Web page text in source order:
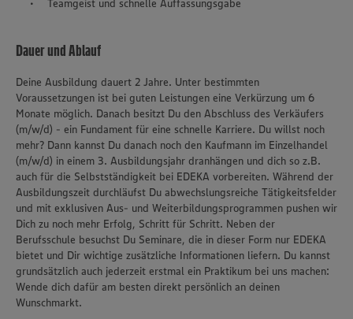
Teamgeist und schnelle Auffassungsgabe
Dauer und Ablauf
Deine Ausbildung dauert 2 Jahre. Unter bestimmten
Voraussetzungen ist bei guten Leistungen eine Verkürzung um 6
Monate möglich. Danach besitzt Du den Abschluss des Verkäufers
(m/w/d) - ein Fundament für eine schnelle Karriere. Du willst noch
mehr? Dann kannst Du danach noch den Kaufmann im Einzelhandel
(m/w/d) in einem 3. Ausbildungsjahr dranhängen und dich so z.B.
auch für die Selbstständigkeit bei EDEKA vorbereiten. Während der
Ausbildungszeit durchläufst Du abwechslungsreiche Tätigkeitsfelder
und mit exklusiven Aus- und Weiterbildungsprogrammen pushen wir
Dich zu noch mehr Erfolg, Schritt für Schritt. Neben der
Berufsschule besuchst Du Seminare, die in dieser Form nur EDEKA
bietet und Dir wichtige zusätzliche Informationen liefern. Du kannst
grundsätzlich auch jederzeit erstmal ein Praktikum bei uns machen:
Wende dich dafür am besten direkt persönlich an deinen
Wunschmarkt.